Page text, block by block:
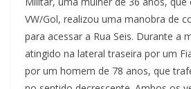
VW/Gol, realizou uma manobra de
para acessar a Rua Seis. Durante a
atingido na lateral traseira por um
por um homem de 78 anos, que